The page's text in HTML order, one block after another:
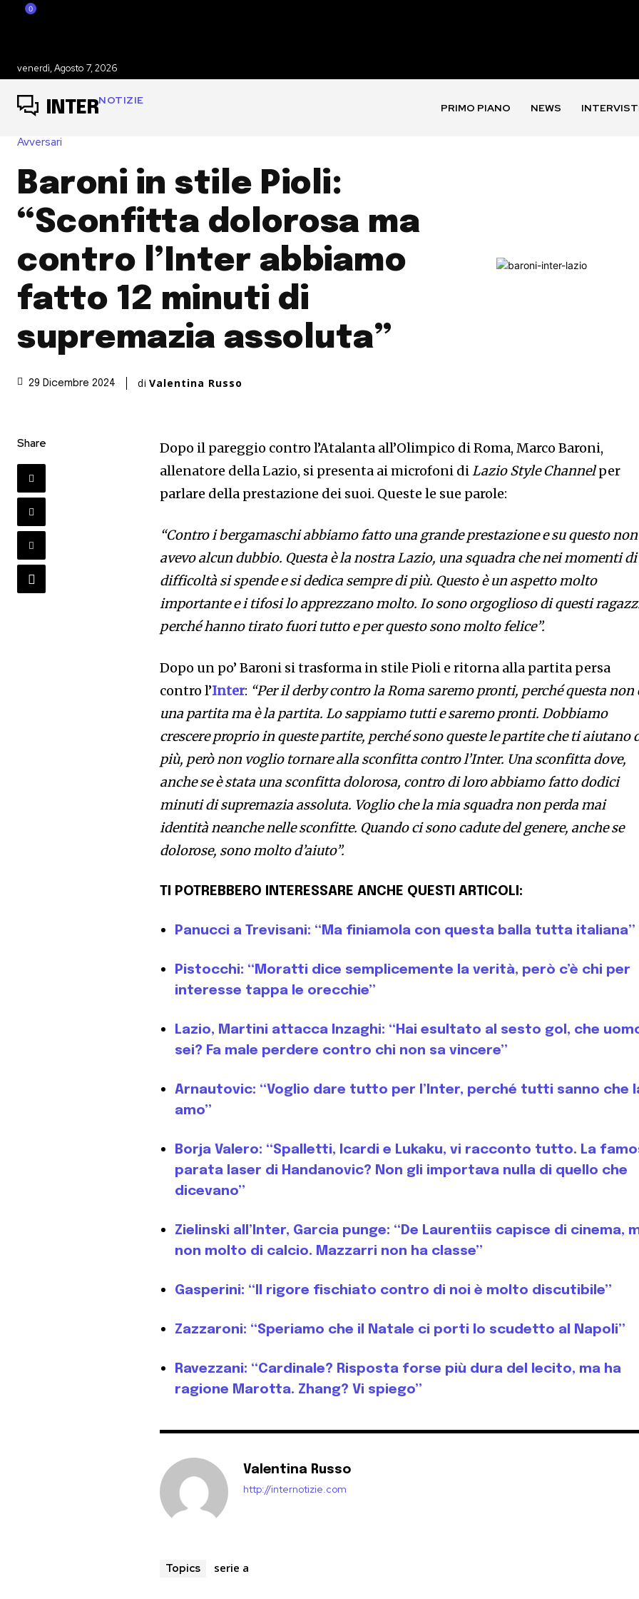
0
venerdì, Agosto 7, 2026
INTERNOTIZIE
PRIMO PIANO NEWS
Avversari
Baroni in stile Pioli:
“Sconfitta dolorosa ma
contro l’Inter abbiamo
fatto 12 minuti di
supremazia assoluta”
29 Dicembre 2024 di Valentina Russo
Share
Dopo il pareggio contro l’Atalanta all’Olimpico di Roma, Marco Baroni,
allenatore della Lazio, si presenta ai microfoni diLazio Style Channelper
parlare della prestazione dei suoi. Queste le sue parole:
“Contro i bergamaschi abbiamo fatto una grande prestazione e su questo non
avevo alcun dubbio. Questa è la nostra Lazio, una squadra che nei momenti di
difficoltà si spende e si dedica sempre di più. Questo è un aspetto molto
importante e i tifosi lo apprezzano molto. Io sono orgoglioso di questi
perché hanno tirato fuori tutto e per questo sono molto felice”.
Dopo un po’ Baroni si trasforma in stile Pioli e ritorna alla partita persa
contro l’Inter: “Per il derby contro la Roma saremo pronti, perché questa non
una partita ma è la partita. Lo sappiamo tutti e saremo pronti. Dobbiamo
crescere proprio in queste partite, perché sono queste le partite che ti aiutano
più, però non voglio tornare alla sconfitta contro l’Inter. Una sconfitta dove,
anche se è stata una sconfitta dolorosa, contro di loro abbiamo fatto dodici
minuti di supremazia assoluta. Voglio che la mia squadra non perda mai
identità neanche nelle sconfitte. Quando ci sono cadute del genere, anche se
dolorose, sono molto d’aiuto”.
TI POTREBBERO INTERESSARE ANCHE QUESTI ARTICOLI:
Panucci a Trevisani: “Ma finiamola con questa balla tutta italiana”
Pistocchi: “Moratti dice semplicemente la verità, però c’è chi per
interesse tappa le orecchie”
Lazio, Martini attacca Inzaghi: “Hai esultato al sesto gol, che
sei? Fa male perdere contro chi non sa vincere”
Arnautovic: “Voglio dare tutto per l’Inter, perché tutti sanno che
amo”
Borja Valero: “Spalletti, Icardi e Lukaku, vi racconto tutto. La
parata laser di Handanovic? Non gli importava nulla di quello che
dicevano”
Zielinski all’Inter, Garcia punge: “De Laurentiis capisce di cinema,
non molto di calcio. Mazzarri non ha classe”
Gasperini: “Il rigore fischiato contro di noi è molto discutibile”
Zazzaroni: “Speriamo che il Natale ci porti lo scudetto al Napoli”
Ravezzani: “Cardinale? Risposta forse più dura del lecito, ma ha
ragione Marotta. Zhang? Vi spiego”
Valentina Russo
http://internotizie.com
Topics serie a